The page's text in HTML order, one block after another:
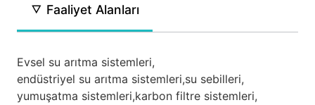
Faaliyet Alanları
Evsel su arıtma sistemleri,
endüstriyel su arıtma sistemleri,su sebilleri,
yumuşatma sistemleri,karbon filtre sistemleri,